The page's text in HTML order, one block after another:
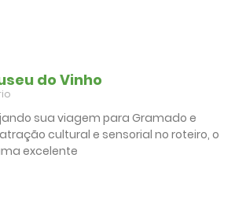
do Vinho
sua viagem para Gramado e
cultural e sensorial no roteiro, o
excelente